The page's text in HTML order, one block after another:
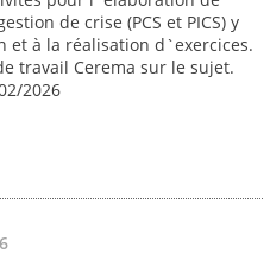
de crise (PCS et PICS) y
à la réalisation d`exercices.
travail Cerema sur le sujet.
2026